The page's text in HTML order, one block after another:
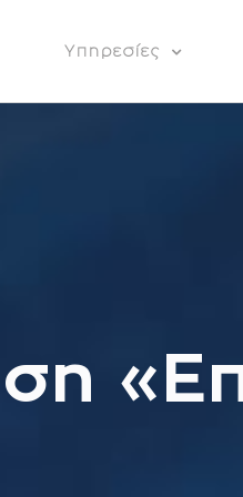
Υπηρεσίες